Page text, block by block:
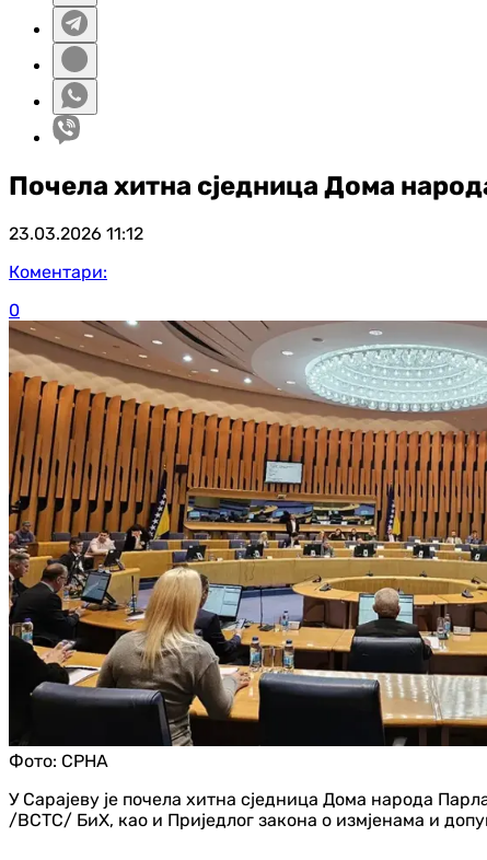
Почела хитна сједница Дома
23.03.2026 11:12
Коментари:
0
Фото: СРНА
У Сарајеву је почела хитна сједница Дома народа
/ВСТС/ БиХ, као и Приједлог закона о измјенама и